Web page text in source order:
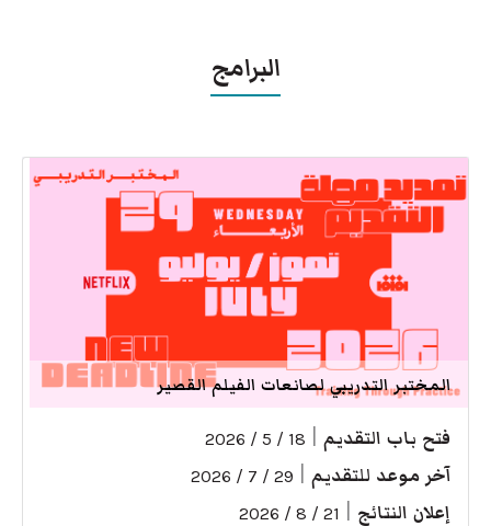
البرامج
المختبر التدريبي لصانعات الفيلم القصير
فتح باب التقديم 18 / 5 / 2026
آخر موعد للتقديم 29 / 7 / 2026
إعلان النتائج 21 / 8 / 2026